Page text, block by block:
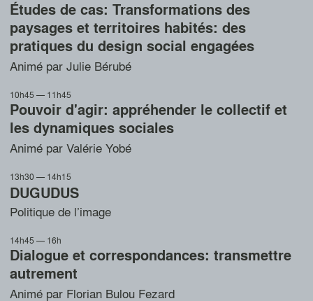
Études de cas: Transformations des
paysages et territoires habités: des
pratiques du design social engagées
Animé par Julie Bérubé
10h45 — 11h45
Pouvoir d'agir: appréhender le collectif et
les dynamiques sociales
Animé par Valérie Yobé
13h30 — 14h15
DUGUDUS
Politique de l’image
14h45 — 16h
Dialogue et correspondances: transmettre
autrement
Animé par Florian Bulou Fezard